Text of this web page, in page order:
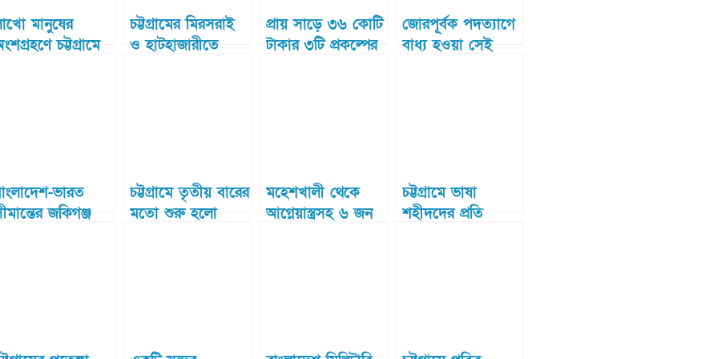
মানুষের
চট্টগ্রামে
চট্টগ্রামের মিরসরাই
ও হাটহাজারীতে
প্রায় সাড়ে ৩৬ কোটি
টাকার ৩টি প্রকল্পের
জোরপূর্বক পদত্যাগে
বাধ্য হওয়া সেই
ভারত
জকিগঞ্জ
চট্টগ্রামে তৃতীয় বারের
মতো শুরু হলো
মহেশখালী থেকে
আগ্নেয়াস্ত্রসহ ৬ জন
চট্টগ্রামে ভাষা
শহীদদের প্রতি